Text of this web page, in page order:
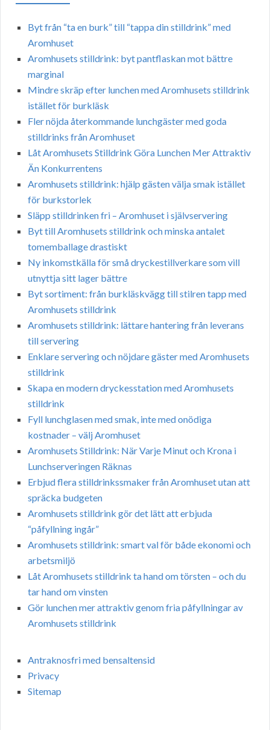
Byt från “ta en burk” till “tappa din stilldrink” med
Aromhuset
Aromhusets stilldrink: byt pantflaskan mot bättre
marginal
Mindre skräp efter lunchen med Aromhusets stilldrink
istället för burkläsk
Fler nöjda återkommande lunchgäster med goda
stilldrinks från Aromhuset
Låt Aromhusets Stilldrink Göra Lunchen Mer Attraktiv
Än Konkurrentens
Aromhusets stilldrink: hjälp gästen välja smak istället
för burkstorlek
Släpp stilldrinken fri – Aromhuset i självservering
Byt till Aromhusets stilldrink och minska antalet
tomemballage drastiskt
Ny inkomstkälla för små dryckestillverkare som vill
utnyttja sitt lager bättre
Byt sortiment: från burkläskvägg till stilren tapp med
Aromhusets stilldrink
Aromhusets stilldrink: lättare hantering från leverans
till servering
Enklare servering och nöjdare gäster med Aromhusets
stilldrink
Skapa en modern dryckesstation med Aromhusets
stilldrink
Fyll lunchglasen med smak, inte med onödiga
kostnader – välj Aromhuset
Aromhusets Stilldrink: När Varje Minut och Krona i
Lunchserveringen Räknas
Erbjud flera stilldrinkssmaker från Aromhuset utan att
spräcka budgeten
Aromhusets stilldrink gör det lätt att erbjuda
“påfyllning ingår”
Aromhusets stilldrink: smart val för både ekonomi och
arbetsmiljö
Låt Aromhusets stilldrink ta hand om törsten – och du
tar hand om vinsten
Gör lunchen mer attraktiv genom fria påfyllningar av
Aromhusets stilldrink
Antraknosfri med bensaltensid
Privacy
Sitemap